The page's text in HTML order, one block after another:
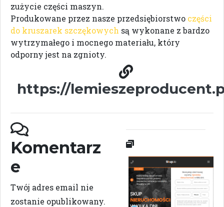
zużycie części maszyn.
Produkowane przez nasze przedsiębiorstwo części
do kruszarek szczękowych są wykonane z bardzo
wytrzymałego i mocnego materiału, który
odporny jest na zgnioty.
https://
Komentarz
e
Twój adres email nie
zostanie opublikowany.